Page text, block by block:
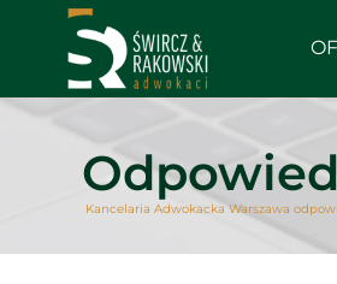
content
Kancelaria Adwokacka Warszawa